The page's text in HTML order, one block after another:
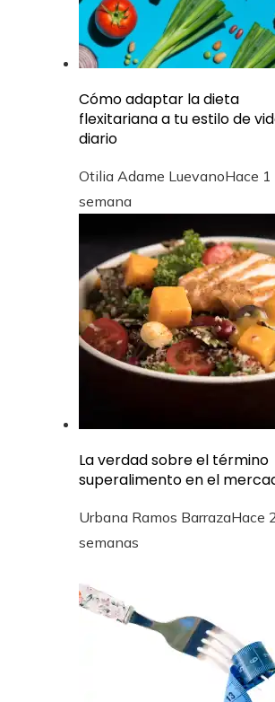
Cómo adaptar la dieta
flexitariana a tu estilo de
diario
Otilia Adame LuevanoHace 1
semana
La verdad sobre el término
superalimento en el
Urbana Ramos BarrazaHace 2
semanas